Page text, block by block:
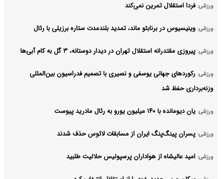
ورزشی: فردا استقلال تمرین نمی‌کند
ورزشی: وینیسیوس در برنابئو ماند، تمدید بلندمدت ستاره برزیلی با رئال
ورزشی: پیروزی مقتدرانه استقلال تهران در دیدار دوستانه، ۳ گل به کام آبی‌ها
ورزشی: رکوردهای جهانی یوسفی و نصیری با تصمیم فدراسیون بین‌المللی
وزنه‌برداری حفظ شد
ورزشی: یان دیومانده با ۱۴۰ میلیون یورو به رئال مادرید پیوست
ورزشی: پسران پینگ‌پنگ ایران از مسابقات لائوس حذف شدند
ورزشی: امید عالیشاه از هواداران پرسپولیس حلالیت طلبید